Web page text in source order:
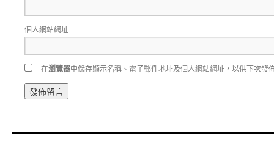
個人網站網址
在瀏覽器中儲存顯示名稱、電子郵件地址及個人網站網址，以供下次發